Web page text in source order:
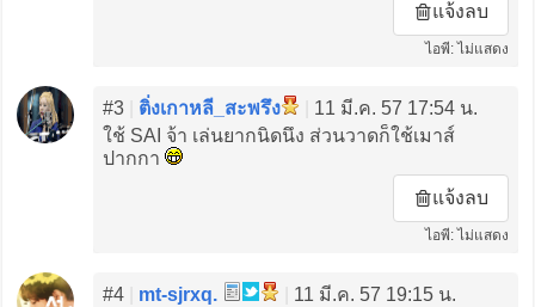
แจ้งลบ
ไอพี: ไม่แสดง
#3 ติ่งเกาหลี_สะพรึง
11 มี.ค. 57 17:54 น.
ใช้ SAI จ้า เล่นยากนิดนึง ส่วนวาดก็ใช้เมาส์
ปากกา
แจ้งลบ
ไอพี: ไม่แสดง
#4 mt-sjrxq.
11 มี.ค. 57 19:15 น.